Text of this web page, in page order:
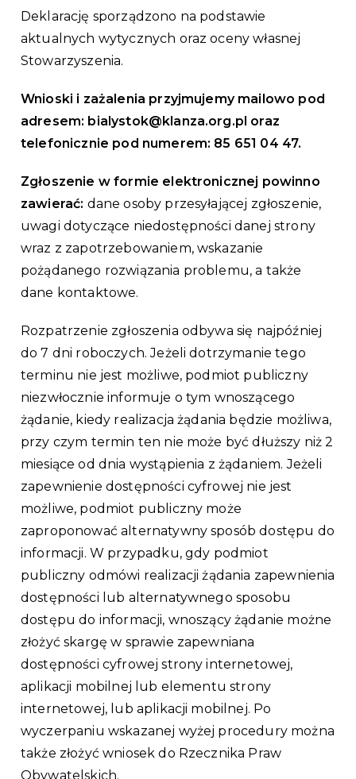
Deklarację sporządzono na podstawie
aktualnych wytycznych oraz oceny własnej
Stowarzyszenia.
Wnioski i zażalenia przyjmujemy mailowo pod
adresem: bialystok@klanza.org.pl oraz
telefonicznie pod numerem: 85 651 04 47.
Zgłoszenie w formie elektronicznej powinno
zawierać: dane osoby przesyłającej zgłoszenie,
uwagi dotyczące niedostępności danej strony
wraz z zapotrzebowaniem, wskazanie
pożądanego rozwiązania problemu, a także
dane kontaktowe.
Rozpatrzenie zgłoszenia odbywa się najpóźniej
do 7 dni roboczych. Jeżeli dotrzymanie tego
terminu nie jest możliwe, podmiot publiczny
niezwłocznie informuje o tym wnoszącego
żądanie, kiedy realizacja żądania będzie możliwa,
przy czym termin ten nie może być dłuższy niż 2
miesiące od dnia wystąpienia z żądaniem. Jeżeli
zapewnienie dostępności cyfrowej nie jest
możliwe, podmiot publiczny może
zaproponować alternatywny sposób dostępu do
informacji. W przypadku, gdy podmiot
publiczny odmówi realizacji żądania zapewnienia
dostępności lub alternatywnego sposobu
dostępu do informacji, wnoszący żądanie możne
złożyć skargę w sprawie zapewniana
dostępności cyfrowej strony internetowej,
aplikacji mobilnej lub elementu strony
internetowej, lub aplikacji mobilnej. Po
wyczerpaniu wskazanej wyżej procedury można
także złożyć wniosek do Rzecznika Praw
Obywatelskich.